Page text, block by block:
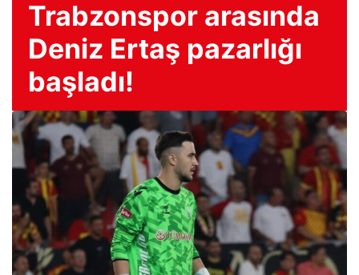
Trabzonspor arasında
Deniz Ertaş pazarlığı
başladı!